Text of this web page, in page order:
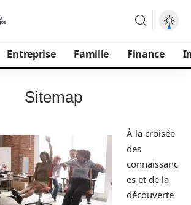
Entreprise Famille Finance
Sitemap
À la croisée
des
connaissanc
es et de la
découverte